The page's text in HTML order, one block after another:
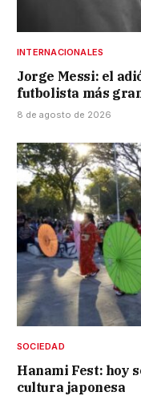
INTERNACIONALES
Jorge Messi: el
futbolista más
8 de agosto de 2026
SOCIEDAD
Hanami Fest: hoy
cultura japonesa